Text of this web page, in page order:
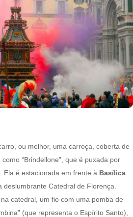
ou melhor, uma carroça, coberta de
“Brindellone”, que é puxada por
Ela é estacionada em frente à Basílica
a deslumbrante Catedral de Florença.
catedral, um fio com uma pomba de
(que representa o Espírito Santo),